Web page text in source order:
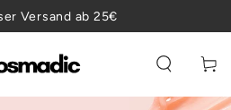
Versand ab 25€